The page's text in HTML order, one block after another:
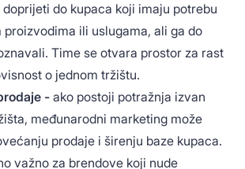
doprijeti do kupaca koji imaju potrebu
proizvodima ili uslugama, ali ga do
Time se otvara prostor za rast
o jednom tržištu.
- ako postoji potražnja izvan
međunarodni marketing može
prodaje i širenju baze kupaca.
važno za brendove koji nude